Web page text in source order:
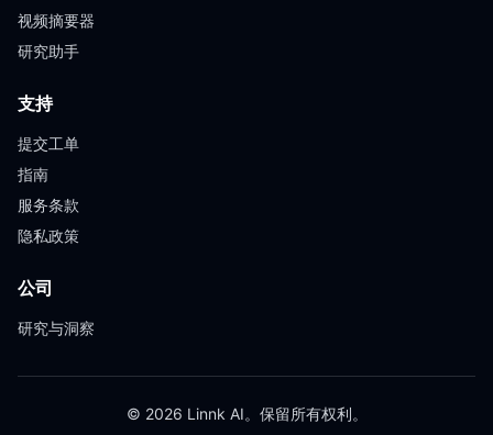
视频摘要器
研究助手
支持
提交工单
指南
服务条款
隐私政策
公司
研究与洞察
© 2026 Linnk AI。保留所有权利。